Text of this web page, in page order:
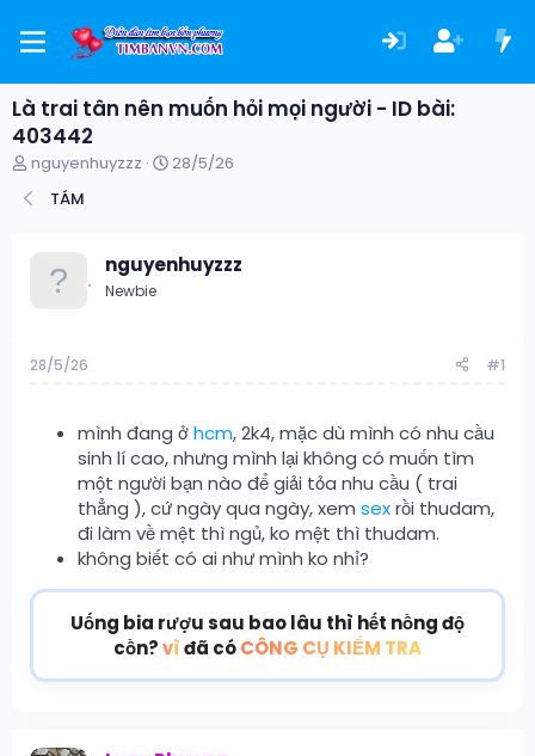
Là trai tân nên muốn hỏi mọi người - ID bài:
403442
T
r
r
t
nguyenhuyzzz
N
ử
28/5/26
TÁM
nguyenhuyzzz
Newbie
28/5/26 #1
mình đang ởhcm, 2k4, mặc dù mình có nhu cầu
sinh lí cao, nhưng mình lại không có muốn tìm
một người bạn nào để giải tỏa nhu cầu ( trai
thẳng ), cứ ngày qua ngày, xem sexrồi thudam,
đi làm về mệt thì ngủ, ko mệt thì thudam.
không biết có ai như mình ko nhỉ?
Uống bia rượu sau bao lâu thì hết nồng độ
cồn?vìđã cóCÔNG CỤ KIỂM TRA